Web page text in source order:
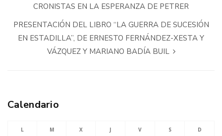
CRONISTAS EN LA ESPERANZA DE PETRER
PRESENTACIÓN DEL LIBRO “LA GUERRA DE SUCESIÓN
EN ESTADILLA”, DE ERNESTO FERNÁNDEZ-XESTA Y
VÁZQUEZ Y MARIANO BADÍA BUIL
Calendario
L M X J V S D